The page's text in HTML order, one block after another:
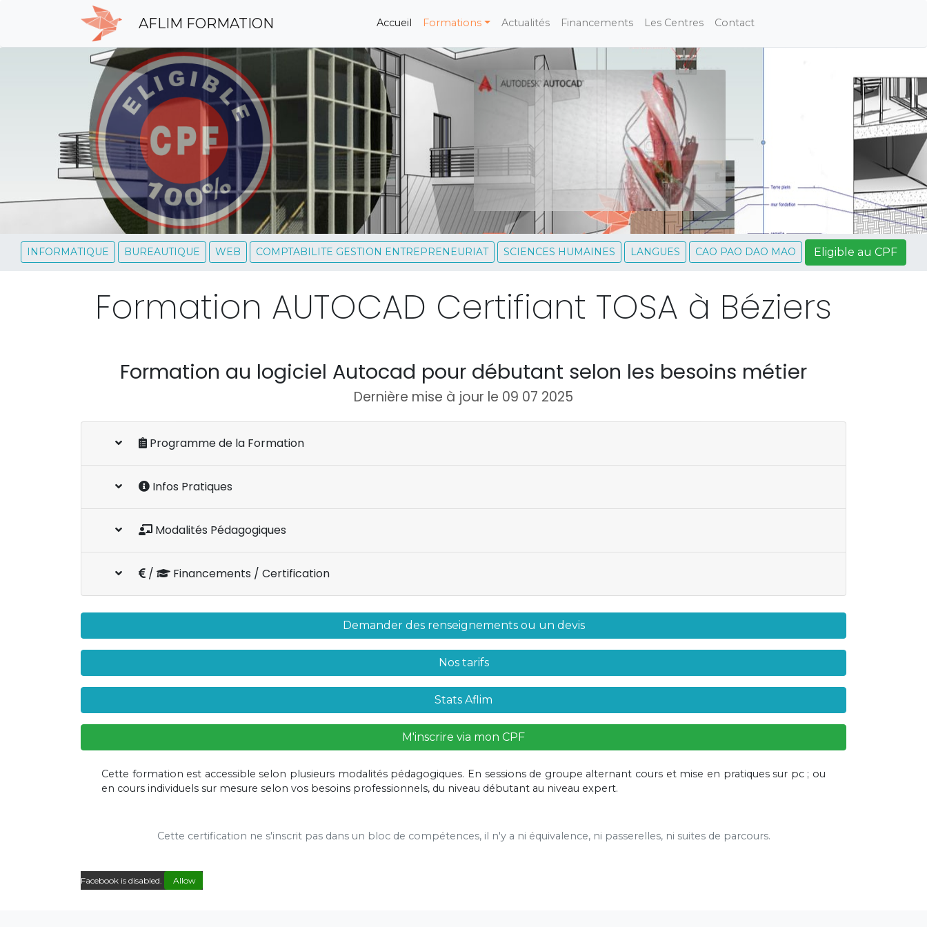
AFLIM FORMATION Accueil (current)
Formations Actualités Financements Les Centres Contact
INFORMATIQUE BUREAUTIQUE WEB COMPTABILITE GESTION ENTREPRENEURIAT SCIENCES HUMAINES LANGUES CAO PAO DAO MAO Eligible au CPF
Formation AUTOCAD Certifiant TOSA à Béziers
Formation au logiciel Autocad pour débutant selon les besoins métier
Dernière mise à jour le 09 07 2025
Programme de la Formation
Infos Pratiques
Modalités Pédagogiques
/ Financements / Certification
Demander des renseignements ou un devis
Nos tarifs
Stats Aflim
M'inscrire via mon CPF
Cette formation est accessible selon plusieurs modalités pédagogiques. En sessions de groupe alternant cours et mise en pratiques sur pc ; ou
en cours individuels sur mesure selon vos besoins professionnels, du niveau débutant au niveau expert.
Cette certification ne s'inscrit pas dans un bloc de compétences, il n'y a ni équivalence, ni passerelles, ni suites de parcours.
Facebook is disabled. Allow